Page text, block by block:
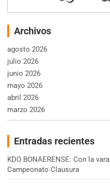
Archivos
agosto 2026
julio 2026
junio 2026
mayo 2026
abril 2026
marzo 2026
Entradas recientes
KDO BONAERENSE: Con la
Campeonato Clausura